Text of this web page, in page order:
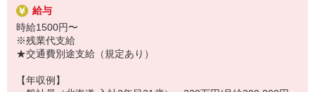
▼工場・製造・軽作業系
機械/食品製造・梱包・仕分け・加工・組立・検査
▼美容系
眉毛サロンのアイブロウ・ネイリスト・エステ
▼営業・販売
法人営業・アパレル販売・個別指導塾・人材紹介
▼人気案件も多数♪
■携帯やインターネット販売業務
docomo(ドコモ)/au(エーユー)・KDDI/softbank(ソフトバンク)など
の大手キャリアから
ワイモバイル(Y!mobille)、楽天モバイル、UQなど格安スマホまで幅
人気のApple（アップル）店舗もございます！
給与
時給1500円〜
※残業代支給
★交通費別途支給（規定あり）
【年収例】